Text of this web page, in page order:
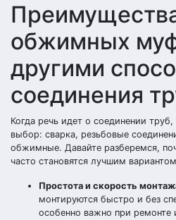
обжимных
другими
соединения
Когда речь идет о соединении
выбор: сварка, резьбовые
обжимные. Давайте разберемся,
часто становятся лучшим
Простота и скорость
монтируются быстро и без
особенно важно при ремонте